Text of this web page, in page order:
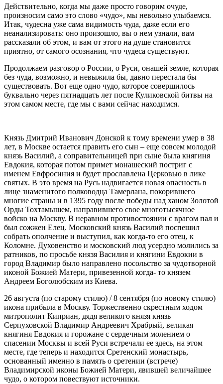
Действительно, когда мы даже просто говорим очуде,
произносим само это слово «чудо», мы невольно улыбаемся.
Итак, чудесна уже сама видимость чуда, даже если его
неанализировать: оно произошло, вы о нем узнали, вам
рассказали об этом, и вам от этого на душе становится
приятно, от самого осознания, что чудеса существуют.
Продолжаем разговор о России, о Руси, онашей земле, которая
без чуда, возможно, и невыжила бы, давно перестала бы
существовать. Вот еще одно чудо, которое совершилось
буквально через пятнадцать лет после Куликовской битвы на
этом самом месте, где мы с вами сейчас находимся.
Князь Дмитрий Иванович Донской к тому времени умер в 38
лет, в Москве остается править его сын – еще совсем молодой
князь Василий, а соправительницей при сыне была княгиня
Евдокия, которая потом примет монашеский постриг с
именем Евфросиния и будет прославлена Церковью в лике
святых. В это время на Русь надвигается новая опасность в
лице знаменитого полководца Тамерлана, покорившего
многие страны и в 1395 году после победы над ханом Золотой
Орды Тохтамышем, направившего свое многотысячное
войско на Москву. В неравном противостоянии с врагом пал и
был сожжен Елец. Московский князь Василий поспешил
собрать ополчение и выступил, как когда-то его отец, к
Коломне. Духовенство и московский люд усердно молились за
ратников, по просьбе князя Василия и княгини Евдокии в
город Владимир было направлено посольство за чудотворной
иконой Божией Матери, привезенной когда- то князем
Андреем Боголюбским из Киева.
26 августа (по старому стилю) / 8 сентября (по новому стилю)
икона прибыла в Москву. Торжественно скрестным ходом
митрополит Киприан, дядя великого князя князь
Серпуховской Владимир Андреевич Храбрый, великая
княгиня Евдокия и горожане с сердечным молением о
спасении Москвы и всей Руси встречали ее здесь, на этом
месте, где теперь и находится Сретенский монастырь,
основанный именно в память о сретении (встрече)
Владимирской иконы Божией Матери, явившей величайшее
чудо, о котором повествуют источники.